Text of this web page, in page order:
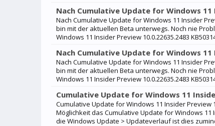
Nach Cumulative Update for Windows
Nach Cumulative Update for Windows 11 Insider
bin mit der aktuellen Beta unterwegs. Noch nie
Windows 11 Insider Preview 10.0.22635.2483
Nach Cumulative Update for Windows
Nach Cumulative Update for Windows 11 Insider
bin mit der aktuellen Beta unterwegs. Noch nie
Windows 11 Insider Preview 10.0.22635.2483
Cumulative Update for Windows 11
Cumulative Update for Windows 11 Insider Preview
Möglichkeit das Cumulative Update for Windows 11
die Windows Update > Updateverlauf ist dies